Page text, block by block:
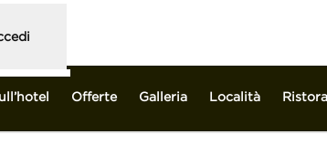
Offerte Galleria Località